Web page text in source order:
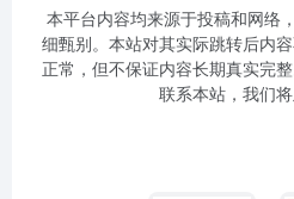
本平台内容均来源于投稿和网络
细甄别。本站对其实际跳转后内
正常，但不保证内容长期真实完
联系本站，我们将